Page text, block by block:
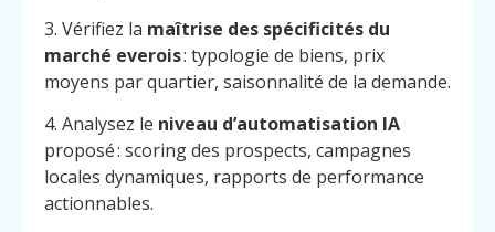
3. Vérifiez la maîtrise des spécificités du
marché everois: typologie de biens, prix
moyens par quartier, saisonnalité de la demande.
4. Analysez le niveau d’automatisation IA
proposé : scoring des prospects, campagnes
locales dynamiques, rapports de performance
actionnables.